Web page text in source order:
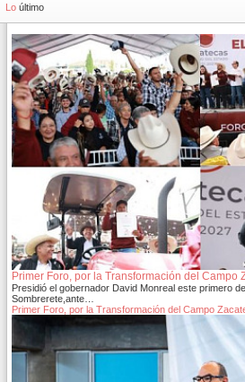
Lo último
Primer Foro, por la Transformación del Campo
Presidió el gobernador David Monreal este primero
Sombrerete,ante…
Primer Foro, por la Transformación del Campo